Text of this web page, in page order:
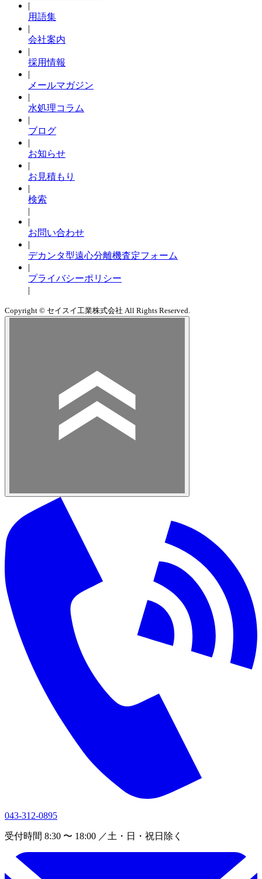
|
用語集
|
会社案内
|
採用情報
|
メールマガジン
|
水処理コラム
|
ブログ
|
お知らせ
|
お見積もり
|
検索
|
|
お問い合わせ
|
デカンタ型遠心分離機査定フォーム
|
プライバシーポリシー
|
Copyright © セイスイ工業株式会社 All Rights Reserved.
043-312-0895
受付時間 8:30 〜 18:00 ／土・日・祝日除く